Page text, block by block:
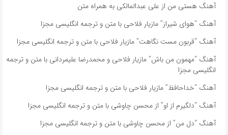
آهنگ هستی من از علی عبدالمالکی به همراه متن
آهنگ “هوای شیراز” مازیار فلاحی با متن و ترجمه انگلیسی مجزا
آهنگ “قربون مست نگاهت” مازیار فلاحی با متن و ترجمه انگلیسی مجزا
آهنگ “مهمون من باش” مازیار فلاحی و محمدرضا علیمردانی با متن و ترجمه
انگلیسی مجزا
آهنگ “خداحافظ” مازیار فلاحی با متن و ترجمه انگلیسی مجزا
آهنگ “دلگیرم از او” از محسن چاوشی با متن و ترجمه انگلیسی مجزا
آهنگ “دل من” از محسن چاوشی با متن و ترجمه انگلیسی مجزا